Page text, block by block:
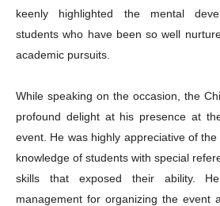
keenly highlighted the mental
students who have been so well
academic pursuits.
While speaking on the occasion, the
profound delight at his presence at
event. He was highly appreciative of
knowledge of students with special
skills that exposed their ability.
management for organizing the event